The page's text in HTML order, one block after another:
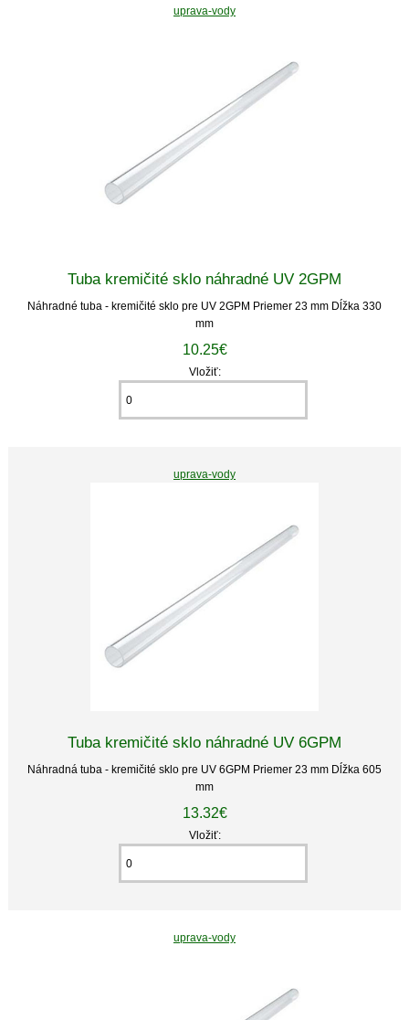
uprava-vody
Tuba kremičité sklo náhradné UV 2GPM
Náhradné tuba - kremičité sklo pre UV 2GPM Priemer 23 mm Dĺžka 330
mm
10.25€
Vložiť:
uprava-vody
Tuba kremičité sklo náhradné UV 6GPM
Náhradná tuba - kremičité sklo pre UV 6GPM Priemer 23 mm Dĺžka 605
mm
13.32€
Vložiť:
uprava-vody